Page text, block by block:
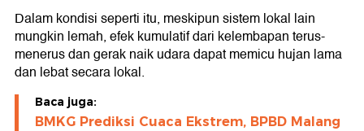
Dalam kondisi seperti itu, meskipun sistem lokal lain
mungkin lemah, efek kumulatif dari kelembapan terus-
menerus dan gerak naik udara dapat memicu hujan lama
dan lebat secara lokal.
Baca juga:
BMKG Prediksi Cuaca Ekstrem, BPBD Malang